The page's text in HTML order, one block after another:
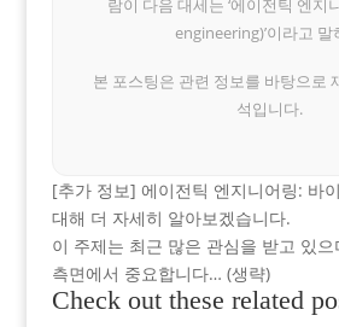
람이 다음 대세는 ‘에이전틱 엔지
engineering)’이라고 말
본 포스팅은 관련 정보를 바탕으로
석입니다.
[추가 정보] 에이전틱 엔지니어링: 바
대해 더 자세히 알아보겠습니다.
이 주제는 최근 많은 관심을 받고 있
측면에서 중요합니다… (생략)
Check out these related